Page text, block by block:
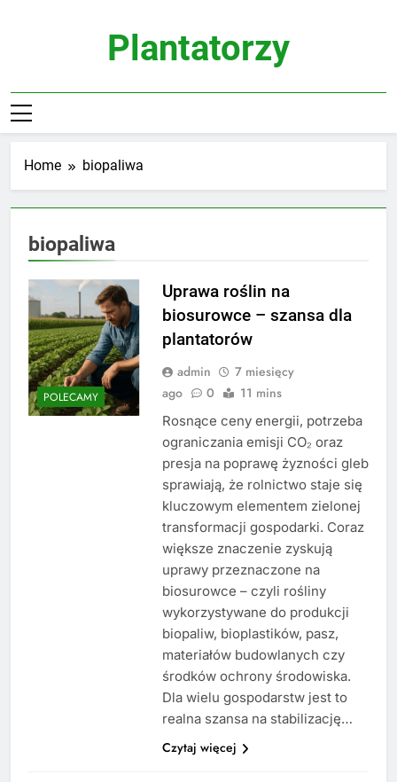
Plantatorzy
Home biopaliwa
biopaliwa
POLECAMY
Uprawa roślin na
biosurowce – szansa dla
plantatorów
admin
7 miesięcy
ago
0 11 mins
Rosnące ceny energii, potrzeba
ograniczania emisji CO₂ oraz
presja na poprawę żyzności gleb
sprawiają, że rolnictwo staje się
kluczowym elementem zielonej
transformacji gospodarki. Coraz
większe znaczenie zyskują
uprawy przeznaczone na
biosurowce – czyli rośliny
wykorzystywane do produkcji
biopaliw, bioplastików, pasz,
materiałów budowlanych czy
środków ochrony środowiska.
Dla wielu gospodarstw jest to
realna szansa na stabilizację…
Czytaj więcej